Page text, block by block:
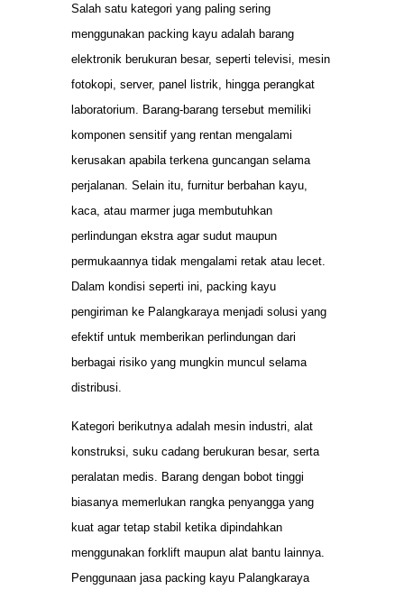
Salah satu kategori yang paling sering
menggunakan packing kayu adalah barang
elektronik berukuran besar, seperti televisi, mesin
fotokopi, server, panel listrik, hingga perangkat
laboratorium. Barang-barang tersebut memiliki
komponen sensitif yang rentan mengalami
kerusakan apabila terkena guncangan selama
perjalanan. Selain itu, furnitur berbahan kayu,
kaca, atau marmer juga membutuhkan
perlindungan ekstra agar sudut maupun
permukaannya tidak mengalami retak atau lecet.
Dalam kondisi seperti ini, packing kayu
pengiriman ke Palangkaraya menjadi solusi yang
efektif untuk memberikan perlindungan dari
berbagai risiko yang mungkin muncul selama
distribusi.
Kategori berikutnya adalah mesin industri, alat
konstruksi, suku cadang berukuran besar, serta
peralatan medis. Barang dengan bobot tinggi
biasanya memerlukan rangka penyangga yang
kuat agar tetap stabil ketika dipindahkan
menggunakan forklift maupun alat bantu lainnya.
Penggunaan jasa packing kayu Palangkaraya